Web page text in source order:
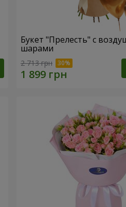
Букет "Прелесть" с
шарами
2 713 грн